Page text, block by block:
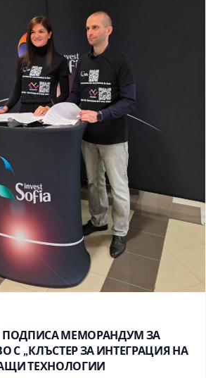
МЕМОРАНДУМ ЗА
С „КЛЪСТЕР ЗА ИНТЕГРАЦИЯ НА
ТЕХНОЛОГИИ